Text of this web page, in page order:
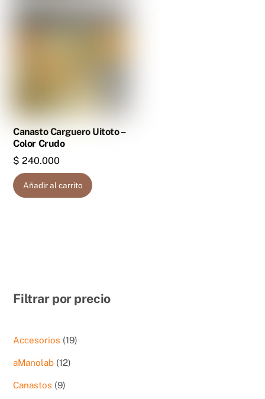
Canasto Carguero Uitoto –
Color Crudo
$ 240.000
Añadir al carrito
Filtrar por precio
Accesorios 1919
aManolab 1212
Canastos 99